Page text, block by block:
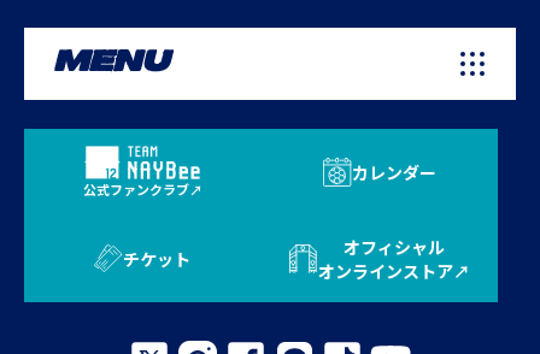
MENU
公式ファンクラブ
カレンダー
チケット
オフィシャル
オンラインストア